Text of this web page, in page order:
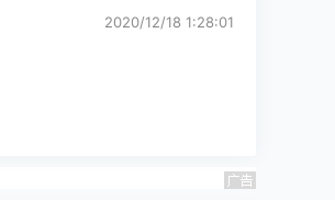
2020/12/18 1:28:01